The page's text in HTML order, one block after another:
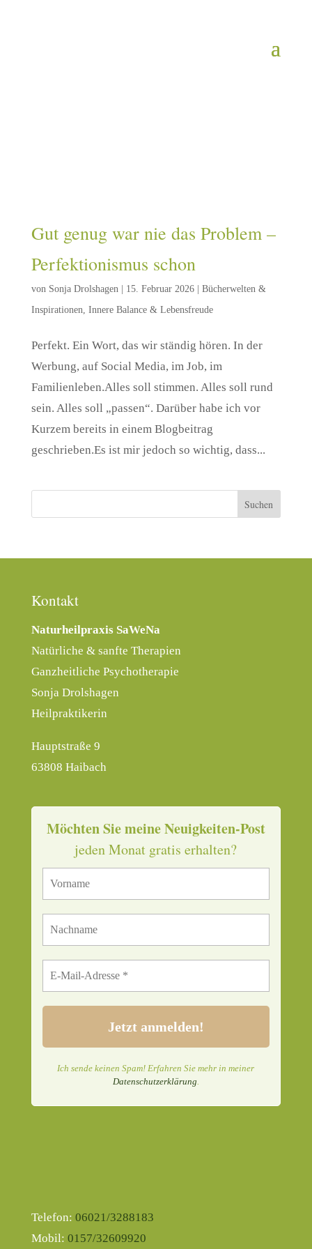
Gut genug war nie das Problem –
Perfektionismus schon
von Sonja Drolshagen 15. Februar 2026| Bücherwelten &
Inspirationen Innere Balance & Lebensfreude
Perfekt. Ein Wort, das wir ständig hören. In der
Werbung, auf Social Media, im Job, im
Familienleben.Alles soll stimmen. Alles soll rund
sein. Alles soll „passen“. Darüber habe ich vor
Kurzem bereits in einem Blogbeitrag
geschrieben.Es ist mir jedoch so wichtig, dass...
Kontakt
Naturheilpraxis SaWeNa
Natürliche & sanfte Therapien
Ganzheitliche Psychotherapie
Sonja Drolshagen
Heilpraktikerin
Hauptstraße 9
63808 Haibach
Möchten Sie meine Neuigkeiten-Post
jeden Monat gratis erhalten?
Ich sende keinen Spam! Erfahren Sie mehr in meiner
Datenschutzerklärung.
Telefon: 06021/3288183
Mobil: 0157/32609920